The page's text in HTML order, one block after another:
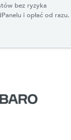
bez ryzyka
i opłać od razu.